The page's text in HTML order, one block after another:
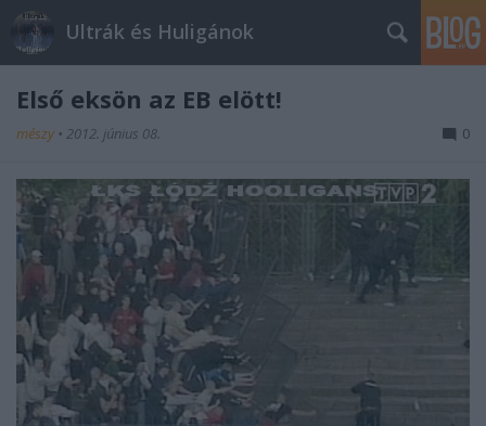
Ultrák és Huligánok
Első eksön az EB elött!
mészy • 2012. június 08. 0